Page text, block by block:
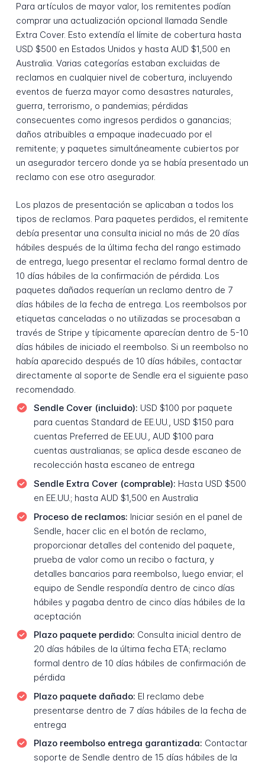
Para artículos de mayor valor, los remitentes podían
comprar una actualización opcional llamada Sendle
Extra Cover. Esto extendía el límite de cobertura hasta
USD $500 en Estados Unidos y hasta AUD $1,500 en
Australia. Varias categorías estaban excluidas de
reclamos en cualquier nivel de cobertura, incluyendo
eventos de fuerza mayor como desastres naturales,
guerra, terrorismo, o pandemias; pérdidas
consecuentes como ingresos perdidos o ganancias;
daños atribuibles a empaque inadecuado por el
remitente; y paquetes simultáneamente cubiertos por
un asegurador tercero donde ya se había presentado un
reclamo con ese otro asegurador.
Los plazos de presentación se aplicaban a todos los
tipos de reclamos. Para paquetes perdidos, el remitente
debía presentar una consulta inicial no más de 20 días
hábiles después de la última fecha del rango estimado
de entrega, luego presentar el reclamo formal dentro de
10 días hábiles de la confirmación de pérdida. Los
paquetes dañados requerían un reclamo dentro de 7
días hábiles de la fecha de entrega. Los reembolsos por
etiquetas canceladas o no utilizadas se procesaban a
través de Stripe y típicamente aparecían dentro de 5-10
días hábiles de iniciado el reembolso. Si un reembolso no
había aparecido después de 10 días hábiles, contactar
directamente al soporte de Sendle era el siguiente paso
recomendado.
Sendle Cover (incluido): USD $100 por paquete
para cuentas Standard de EE.UU., USD $150 para
cuentas Preferred de EE.UU., AUD $100 para
cuentas australianas; se aplica desde escaneo de
recolección hasta escaneo de entrega
Sendle Extra Cover (comprable): Hasta USD $500
en EE.UU.; hasta AUD $1,500 en Australia
Proceso de reclamos: Iniciar sesión en el panel de
Sendle, hacer clic en el botón de reclamo,
proporcionar detalles del contenido del paquete,
prueba de valor como un recibo o factura, y
detalles bancarios para reembolso, luego enviar; el
equipo de Sendle respondía dentro de cinco días
hábiles y pagaba dentro de cinco días hábiles de la
aceptación
Plazo paquete perdido: Consulta inicial dentro de
20 días hábiles de la última fecha ETA; reclamo
formal dentro de 10 días hábiles de confirmación de
pérdida
Plazo paquete dañado: El reclamo debe
presentarse dentro de 7 días hábiles de la fecha de
entrega
Plazo reembolso entrega garantizada: Contactar
soporte de Sendle dentro de 15 días hábiles de la